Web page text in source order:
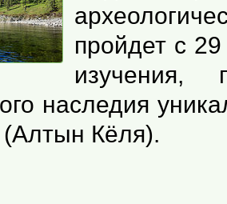
пройдет с
изучения,
наследия
Кёля).